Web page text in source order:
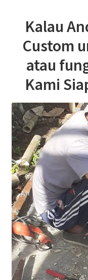
Kalau
Custom
atau
Kami